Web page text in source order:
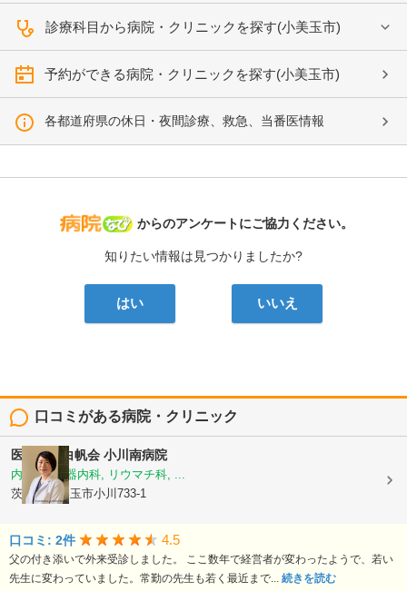
診療科目から病院・クリニックを探す(小美玉市)
予約ができる病院・クリニックを探す(小美玉市)
各都道府県の休日・夜間診療、救急、当番医情報
病院なび
からのアンケートにご協力ください。
知りたい情報は見つかりましたか?
はい いいえ
口コミがある病院・クリニック
医療法人白帆会 小川南病院
内科, 循環器内科, リウマチ科, ...
茨城県小美玉市小川733-1
口コミ: 2件 4.5
父の付き添いで外来受診しました。 ここ数年で経営者が変わったようで、若い
先生に変わっていました。常勤の先生も若く最近まで... 続きを読む